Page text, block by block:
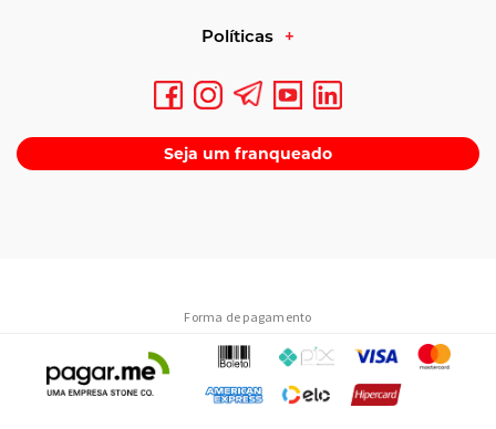
Políticas
Seja um franqueado
Forma de pagamento